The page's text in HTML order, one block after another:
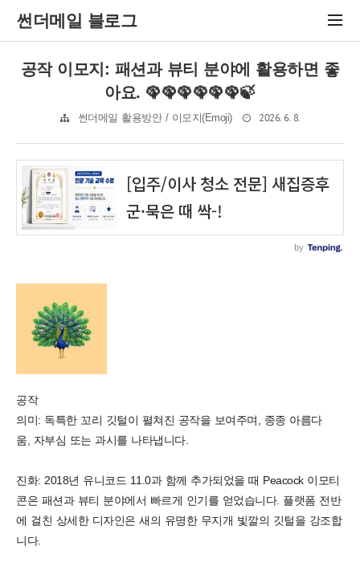
썬더메일 블로그
공작 이모지: 패션과 뷰티 분야에 활용하면 좋
아요. 🦚🦚🦚🦚🦚🦚🍃
썬더메일 활용방안 / 이모지(Emoji) 2026. 6. 8.
공작
의미: 독특한 꼬리 깃털이 펼쳐진 공작을 보여주며, 종종 아름다
움, 자부심 또는 과시를 나타냅니다.
진화: 2018년 유니코드 11.0과 함께 추가되었을 때 Peacock 이모티
콘은 패션과 뷰티 분야에서 빠르게 인기를 얻었습니다. 플랫폼 전반
에 걸친 상세한 디자인은 새의 유명한 무지개 빛깔의 깃털을 강조합
니다.